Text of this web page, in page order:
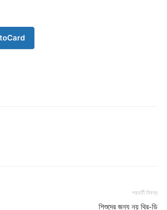
পরবর্তী নিবন্ধ
শিশুদের জন্য নয় থ্রি-ডি